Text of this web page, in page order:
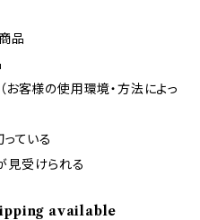
品
お客様の使用環境・方法によっ
ている
見受けられる
available